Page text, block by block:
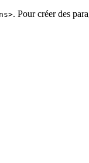
. Pour créer des